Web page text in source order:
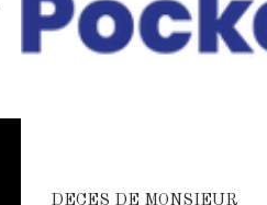
DECES DE MONSIEUR